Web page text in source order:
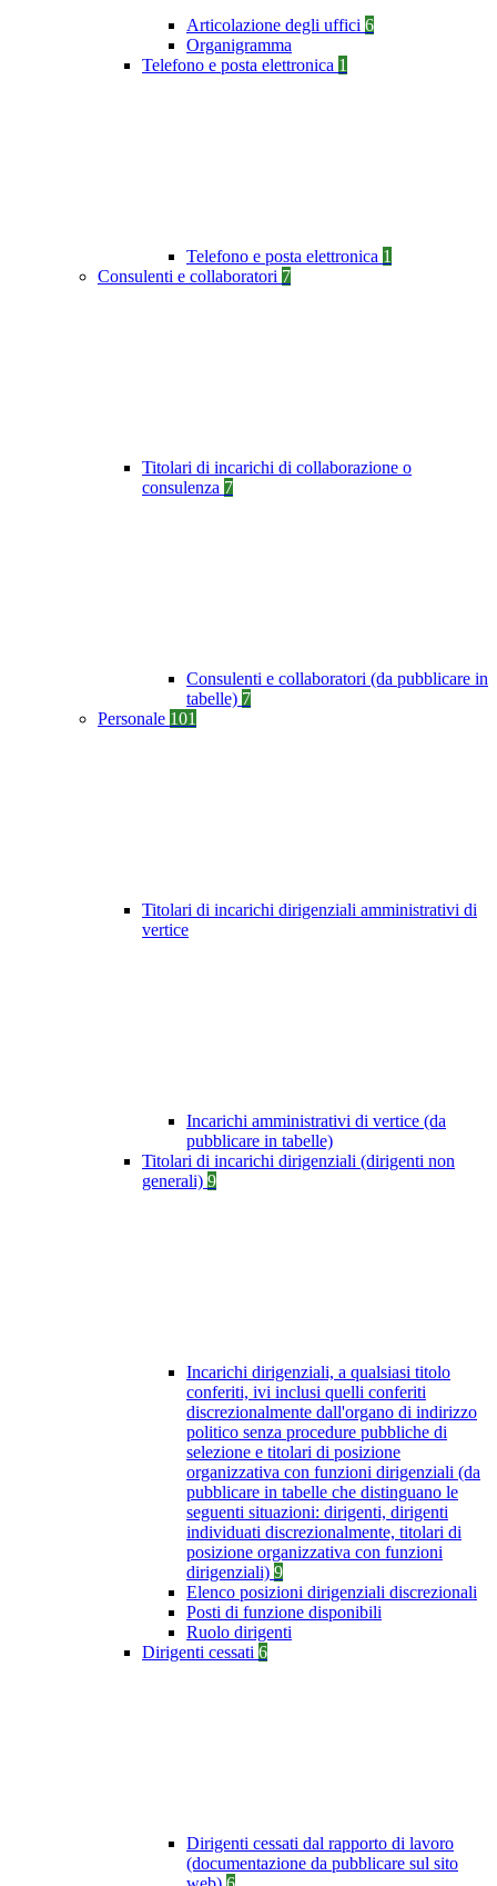
Articolazione degli uffici 6
Organigramma
Telefono e posta elettronica 1
Telefono e posta elettronica 1
Consulenti e collaboratori 7
Titolari di incarichi di collaborazione o
consulenza 7
Consulenti e collaboratori (da pubblicare in
tabelle) 7
Personale 101
Titolari di incarichi dirigenziali amministrativi di
vertice
Incarichi amministrativi di vertice (da
pubblicare in tabelle)
Titolari di incarichi dirigenziali (dirigenti non
generali) 9
Incarichi dirigenziali, a qualsiasi titolo
conferiti, ivi inclusi quelli conferiti
discrezionalmente dall'organo di indirizzo
politico senza procedure pubbliche di
selezione e titolari di posizione
organizzativa con funzioni dirigenziali (da
pubblicare in tabelle che distinguano le
seguenti situazioni: dirigenti, dirigenti
individuati discrezionalmente, titolari di
posizione organizzativa con funzioni
dirigenziali) 9
Elenco posizioni dirigenziali discrezionali
Posti di funzione disponibili
Ruolo dirigenti
Dirigenti cessati 6
Dirigenti cessati dal rapporto di lavoro
(documentazione da pubblicare sul sito